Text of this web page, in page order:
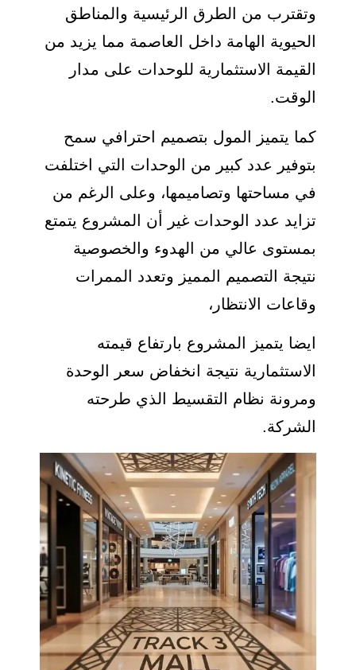
وتقترب من الطرق الرئيسية والمناطق
الحيوية الهامة داخل العاصمة مما يزيد من
القيمة الاستثمارية للوحدات على مدار
الوقت.
كما يتميز المول بتصميم احترافي سمح
بتوفير عدد كبير من الوحدات التي اختلفت
في مساحتها وتصاميمها، وعلى الرغم من
تزايد عدد الوحدات غير أن المشروع يتمتع
بمستوى عالي من الهدوء والخصوصية
نتيجة التصميم المميز وتعدد الممرات
وقاعات الانتظار،
ايضا يتميز المشروع بارتفاع قيمته
الاستثمارية نتيجة انخفاض سعر الوحدة
ومرونة نظام التقسيط الذي طرحته
الشركة.